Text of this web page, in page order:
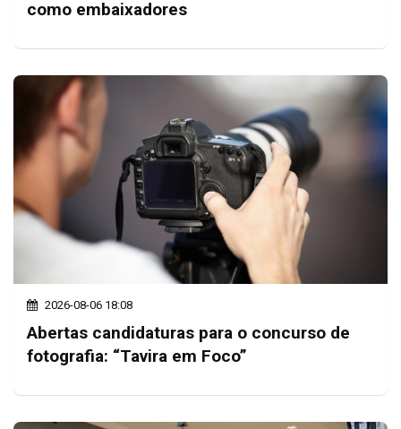
como embaixadores
2026-08-06 18:08
Abertas candidaturas para o concurso de
fotografia: “Tavira em Foco”